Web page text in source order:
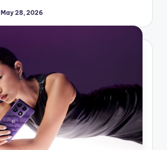
May 28, 2026